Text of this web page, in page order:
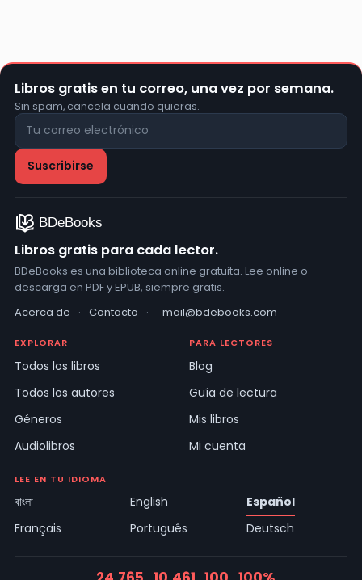
Libros gratis en tu correo, una vez por semana.
Sin spam, cancela cuando quieras.
Libros gratis para cada lector.
BDeBooks es una biblioteca online gratuita. Lee online o
descarga en PDF y EPUB, siempre gratis.
Acerca de
· Contacto · mail@bdebooks.com
EXPLORAR
Todos los libros
Todos los autores
Géneros
Audiolibros
PARA LECTORES
Blog
Guía de lectura
Mis libros
Mi cuenta
LEE EN TU IDIOMA
বাংলা English
Español
Français
Português Deutsch